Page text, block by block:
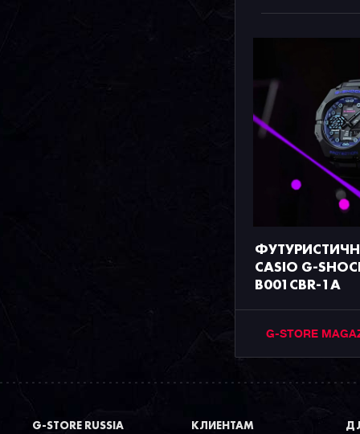
CASIO G-
B001CBR-1A
G-STORE
G-STORE RUSSIA КЛИЕНТАМ